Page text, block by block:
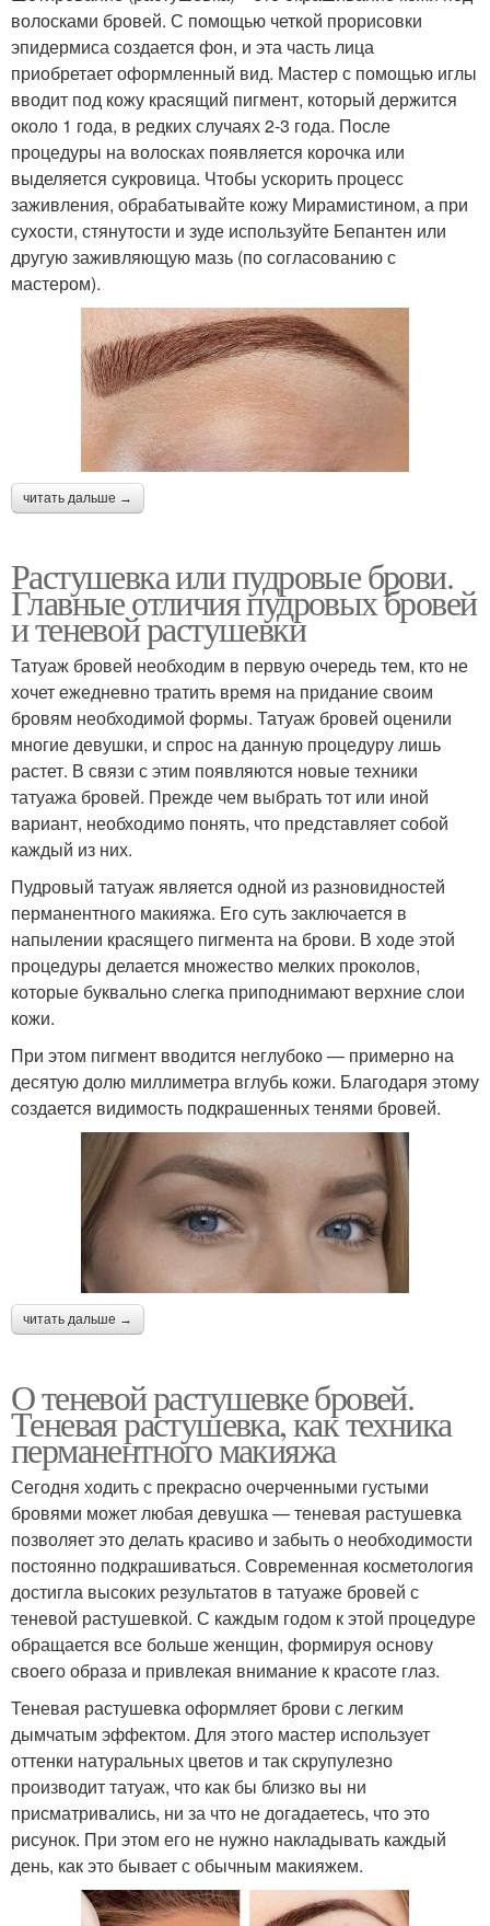
волосками бровей. С помощью четкой прорисовки
эпидермиса создается фон, и эта часть лица
приобретает оформленный вид. Мастер с помощью иглы
вводит под кожу красящий пигмент, который держится
около 1 года, в редких случаях 2-3 года. После
процедуры на волосках появляется корочка или
выделяется сукровица. Чтобы ускорить процесс
заживления, обрабатывайте кожу Мирамистином, а при
сухости, стянутости и зуде используйте Бепантен или
другую заживляющую мазь (по согласованию с
мастером).
читать дальше →
Растушевка или пудровые брови.
Главные отличия пудровых бровей
и теневой растушевки
Татуаж бровей необходим в первую очередь тем, кто не
хочет ежедневно тратить время на придание своим
бровям необходимой формы. Татуаж бровей оценили
многие девушки, и спрос на данную процедуру лишь
растет. В связи с этим появляются новые техники
татуажа бровей. Прежде чем выбрать тот или иной
вариант, необходимо понять, что представляет собой
каждый из них.
Пудровый татуаж является одной из разновидностей
перманентного макияжа. Его суть заключается в
напылении красящего пигмента на брови. В ходе этой
процедуры делается множество мелких проколов,
которые буквально слегка приподнимают верхние слои
кожи.
При этом пигмент вводится неглубоко — примерно на
десятую долю миллиметра вглубь кожи. Благодаря этому
создается видимость подкрашенных тенями бровей.
читать дальше →
О теневой растушевке бровей.
Теневая растушевка, как техника
перманентного макияжа
Сегодня ходить с прекрасно очерченными густыми
бровями может любая девушка — теневая растушевка
позволяет это делать красиво и забыть о необходимости
постоянно подкрашиваться. Современная косметология
достигла высоких результатов в татуаже бровей с
теневой растушевкой. С каждым годом к этой процедуре
обращается все больше женщин, формируя основу
своего образа и привлекая внимание к красоте глаз.
Теневая растушевка оформляет брови с легким
дымчатым эффектом. Для этого мастер использует
оттенки натуральных цветов и так скрупулезно
производит татуаж, что как бы близко вы ни
присматривались, ни за что не догадаетесь, что это
рисунок. При этом его не нужно накладывать каждый
день, как это бывает с обычным макияжем.